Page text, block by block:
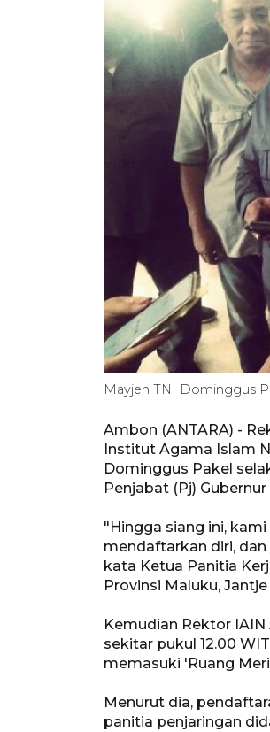
Mayjen TNI Dominggus
Ambon (ANTARA) -
Institut Agama Islam
Dominggus Pakel
Penjabat (Pj)
"Hingga siang ini,
mendaftarkan diri,
kata Ketua Panitia
Provinsi Maluku,
Kemudian Rektor
sekitar pukul 12.00
memasuki 'Ruang
Menurut dia,
panitia penjaringan